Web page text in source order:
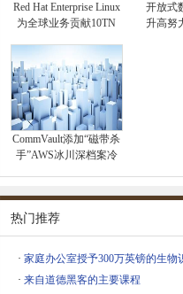
Red Hat Enterprise Linux
为全球业务贡献10TN
开放式
升高努
CommVault添加“磁带杀
手”AWS冰川深档案冷
热门推荐
· 家庭办公室授予300万英镑的生物
· 来自道德黑客的主要课程